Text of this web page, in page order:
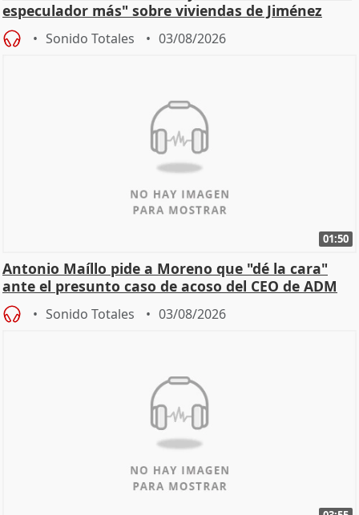
especulador más" sobre viviendas de Jiménez
Becerril
Sonido Totales 03/08/2026
01:50
Antonio Maíllo pide a Moreno que "dé la cara"
ante el presunto caso de acoso del CEO de ADM
Sonido Totales 03/08/2026